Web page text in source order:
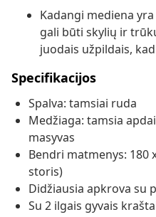
Kadangi mediena
gali būti skylių ir
juodais užpildais,
Specifikacijos
Spalva: tamsiai ruda
Medžiaga: tamsia
masyvas
Bendri matmenys: 180
storis)
Didžiausia apkrova su
Su 2 ilgais gyvais